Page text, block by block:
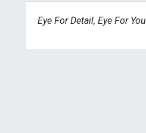
Eye For Detail, Eye For You